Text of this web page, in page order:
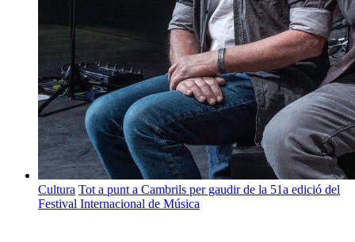
Cultura Tot a punt a Cambrils per gaudir de la 51a edició del
Festival Internacional de Música